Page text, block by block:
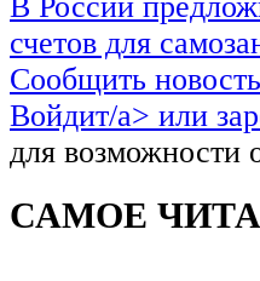
счетов для
Сообщить новость
Войдит/a> или
для возможности
САМОЕ